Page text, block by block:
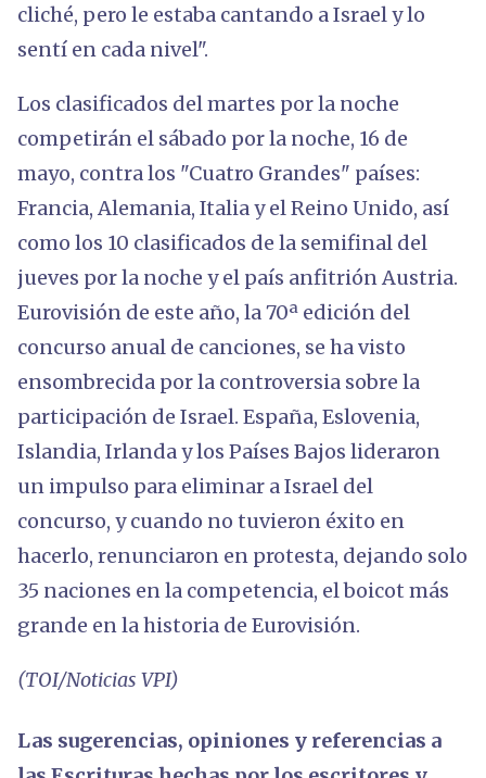
cliché, pero le estaba cantando a Israel y lo
sentí en cada nivel".
Los clasificados del martes por la noche
competirán el sábado por la noche, 16 de
mayo, contra los "Cuatro Grandes" países:
Francia, Alemania, Italia y el Reino Unido, así
como los 10 clasificados de la semifinal del
jueves por la noche y el país anfitrión Austria.
Eurovisión de este año, la 70ª edición del
concurso anual de canciones, se ha visto
ensombrecida por la controversia sobre la
participación de Israel. España, Eslovenia,
Islandia, Irlanda y los Países Bajos lideraron
un impulso para eliminar a Israel del
concurso, y cuando no tuvieron éxito en
hacerlo, renunciaron en protesta, dejando solo
35 naciones en la competencia, el boicot más
grande en la historia de Eurovisión.
(TOI/Noticias VPI)
Las sugerencias, opiniones y referencias a